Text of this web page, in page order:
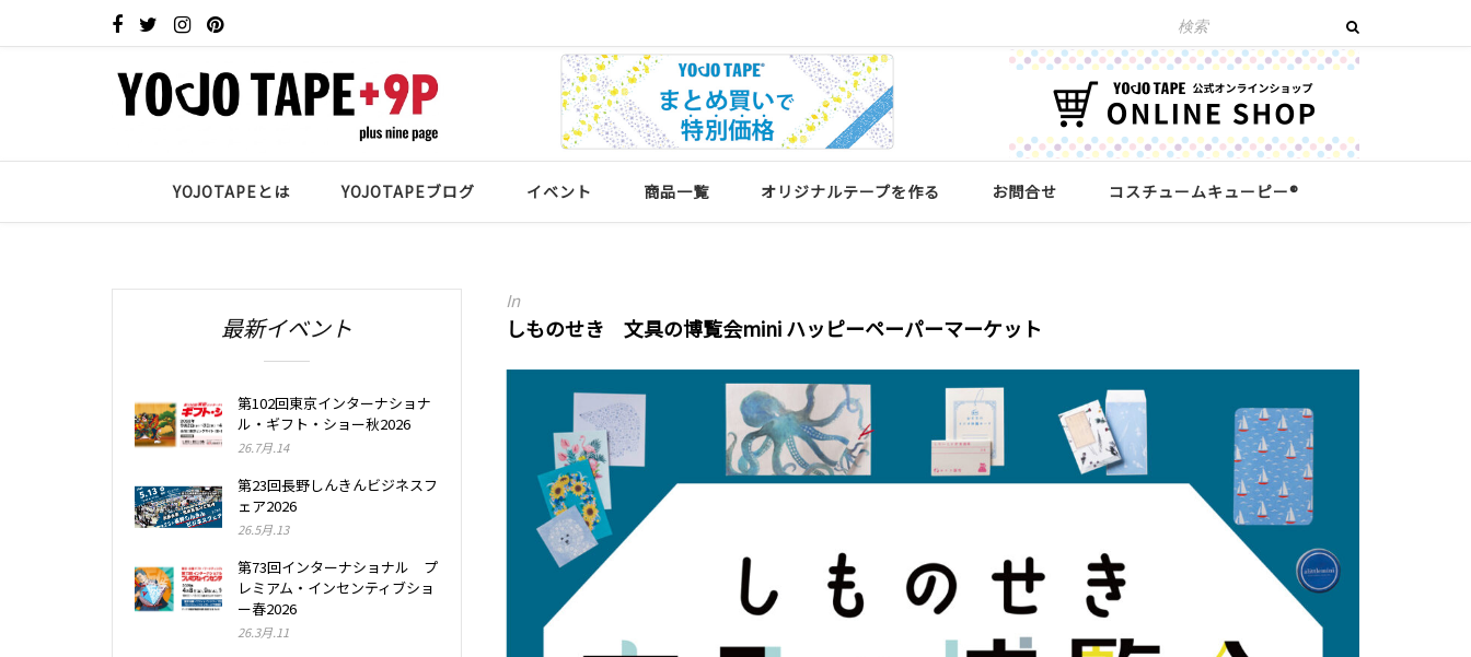
YOJOTAPEとは YOJOTAPEブログ イベント 商品一覧 オリジナルテープを作る お問合せ コスチュームキューピー®︎
In
しものせき 文具の博覧会mini ハッピーペーパーマーケット
最新イベント
第102回東京インターナショナ
ル・ギフト・ショー秋2026
26.7月.14
第23回長野しんきんビジネスフ
ェア2026
26.5月.13
第73回インターナショナル プ
レミアム・インセンティブショ
ー春2026
26.3月.11